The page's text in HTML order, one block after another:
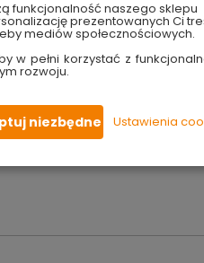
Hak Titanium
powodujepewne zacięcie
utwardzonego ołowiu, a
, a ichmoc była
funkcjonalność naszego sklepu
prezentowanych Ci
mediów społecznościowych.
w pełni korzystać z
rozwoju.
niezbędne Ustawienia